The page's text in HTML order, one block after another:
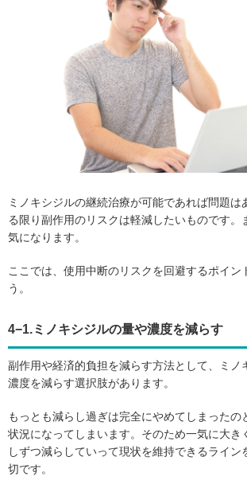
ミノキシジルの継続治療が可能であれば問題は
る限り副作用のリスクは軽減したいものです。
気になります。
ここでは、使用中断のリスクを回避するポイン
う。
4−1.ミノキシジルの量や濃度を減らす
副作用や経済的負担を減らす方法として、ミノ
濃度を減らす選択肢があります。
もっとも減らし過ぎは完全にやめてしまったの
状況になってしまいます。そのため一気に大き
しずつ減らしていって現状を維持できるライン
切です。